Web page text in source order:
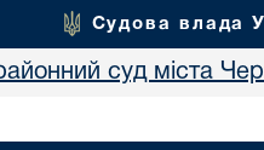
Судова влада
суд міста